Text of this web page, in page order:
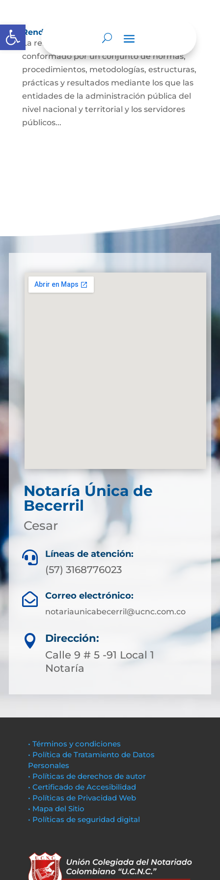
Abrir barra de herramientas
Rendición de cuentas
La rendición de cuentas es el proceso
conformado por un conjunto de normas,
procedimientos, metodologías, estructuras,
prácticas y resultados mediante los que las
entidades de la administración pública del
nivel nacional y territorial y los servidores
públicos...
Notaría Única de
Becerril
Cesar
 Líneas de atención:
(57) 3168776023
 Correo electrónico:
notariaunicabecerril@ucnc.com.co

Dirección:
Calle 9 # 5 -91 Local 1
Notaría
• Términos y condiciones
• Política de Tratamiento de Datos
Personales
• Políticas de derechos de autor
• Certificado de Accesibilidad
• Políticas de Privacidad Web
• Mapa del Sitio
• Políticas de seguridad digital